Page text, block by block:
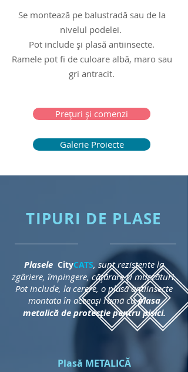
Se montează pe balustradă sau de la
nivelul podelei.
Pot include și plasă antiinsecte.
Ramele pot fi de culoare albă, maro sau
gri antracit.
Prețuri și comenzi
Galerie Proiecte
TIPURI DE PLASE
Plasele CityCATS, sunt rezistente la
zgâriere, împingere, cățărare și mușcături.
Pot include, la cerere, o plasă antiinsecte
montata în aceeași ramă cuplasa
metalică de protecție pentru pisici.
Plasă METALICĂ